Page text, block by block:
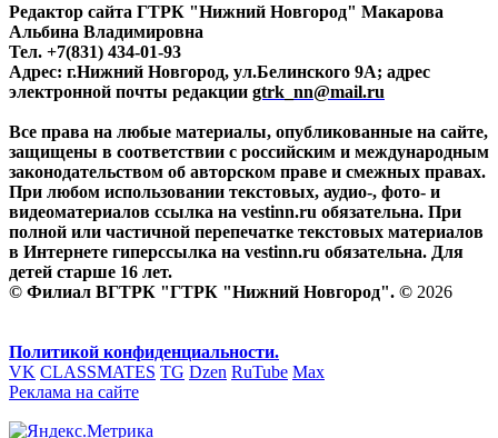
Редактор сайта ГТРК "Нижний Новгород" Макарова
Альбина Владимировна
Тел. +7(831) 434-01-93
Адрес: г.Нижний Новгород, ул.Белинского 9А; адрес
электронной почты редакции gtrk_nn@mail.ru
Все права на любые материалы, опубликованные на сайте,
защищены в соответствии с российским и международным
законодательством об авторском праве и смежных правах.
При любом использовании текстовых, аудио-, фото- и
видеоматериалов ссылка на vestinn.ru обязательна. При
полной или частичной перепечатке текстовых материалов
в Интернете гиперссылка на vestinn.ru обязательна. Для
детей старше 16 лет.
© Филиал ВГТРК "ГТРК "Нижний Новгород". © 2026
Политикой конфиденциальности.
VK CLASSMATES TG Dzen RuTube Max
Реклама на сайте